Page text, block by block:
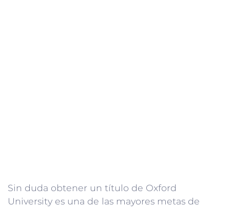
Sin duda obtener un título de Oxford
University es una de las mayores metas de